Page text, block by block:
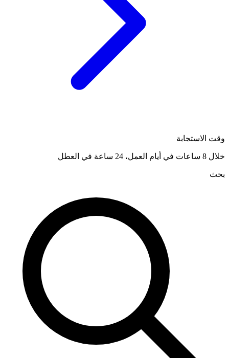
وقت الاستجابة
خلال 8 ساعات في أيام العمل، 24 ساعة في العطل
بحث